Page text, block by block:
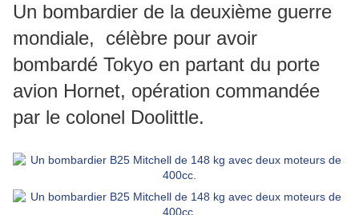
Un bombardier de la deuxième guerre
mondiale, célèbre pour avoir
bombardé Tokyo en partant du porte
avion Hornet, opération commandée
par le colonel Doolittle.